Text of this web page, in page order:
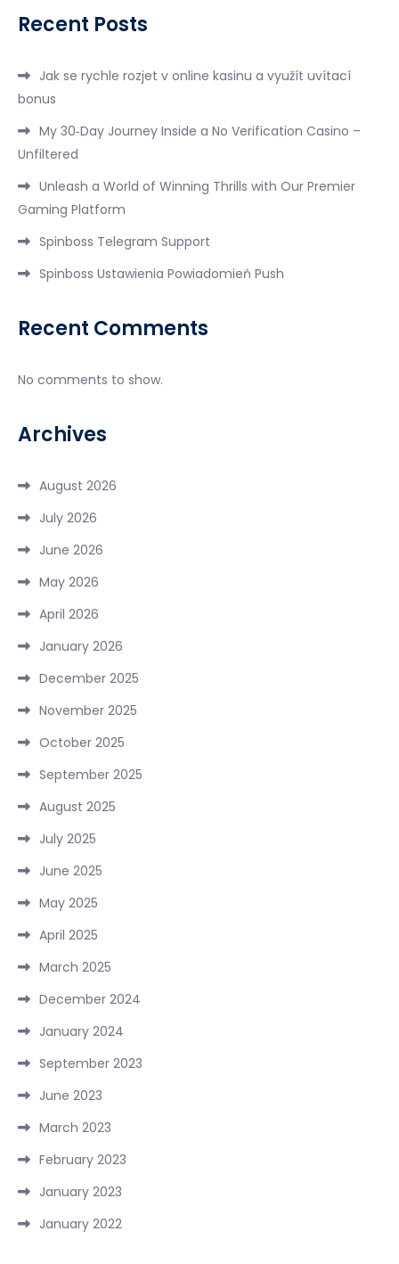
Recent Posts
Jak se rychle rozjet v online kasinu a využít uvítací
bonus
My 30‑Day Journey Inside a No Verification Casino –
Unfiltered
Unleash a World of Winning Thrills with Our Premier
Gaming Platform
Spinboss Telegram Support
Spinboss Ustawienia Powiadomień Push
Recent Comments
No comments to show.
Archives
August 2026
July 2026
June 2026
May 2026
April 2026
January 2026
December 2025
November 2025
October 2025
September 2025
August 2025
July 2025
June 2025
May 2025
April 2025
March 2025
December 2024
January 2024
September 2023
June 2023
March 2023
February 2023
January 2023
January 2022